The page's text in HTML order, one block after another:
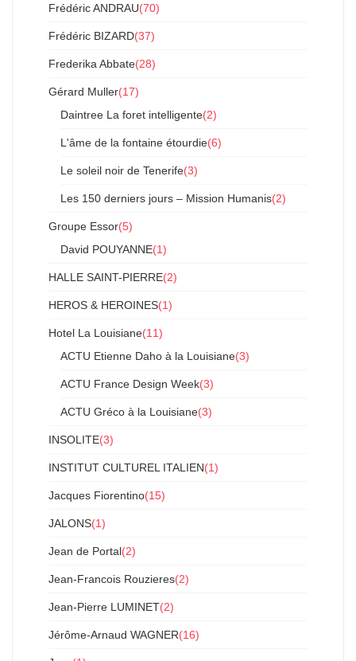
Frédéric ANDRAU(70)
Frédéric BIZARD(37)
Frederika Abbate(28)
Gérard Muller(17)
Daintree La foret intelligente(2)
L'âme de la fontaine étourdie(6)
Le soleil noir de Tenerife(3)
Les 150 derniers jours – Mission Humanis(2)
Groupe Essor(5)
David POUYANNE(1)
HALLE SAINT-PIERRE(2)
HEROS & HEROINES(1)
Hotel La Louisiane(11)
ACTU Etienne Daho à la Louisiane(3)
ACTU France Design Week(3)
ACTU Gréco à la Louisiane(3)
INSOLITE(3)
INSTITUT CULTUREL ITALIEN(1)
Jacques Fiorentino(15)
JALONS(1)
Jean de Portal(2)
Jean-Francois Rouzieres(2)
Jean-Pierre LUMINET(2)
Jérôme-Arnaud WAGNER(16)